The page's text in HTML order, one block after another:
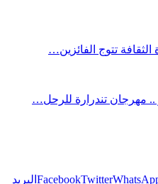
تتوج الفائزين…
.. مهرجان تندرارة للرحل…
FacebookTwitter البريد